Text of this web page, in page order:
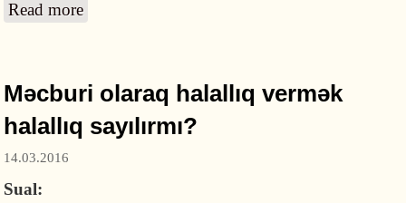
Read more
Məcburi olaraq halallıq vermək
halallıq sayılırmı?
14.03.2016
Sual: